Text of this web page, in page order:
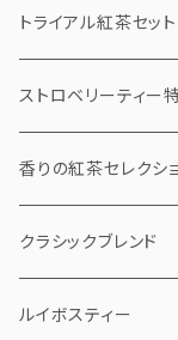
トライアル紅茶セッ
ストロベリーティー
ストロベリーショコラ
ストロベリーバニラチ
ベリールージュ
香りの紅茶セレクシ
ティーバッグ
5個pack
リーフティー（茶葉）
クラシックブレンド
ティーバッグ
ルイボスティー